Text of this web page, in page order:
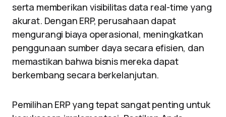
serta memberikan visibilitas data real-time yang
akurat. Dengan ERP, perusahaan dapat
mengurangi biaya operasional, meningkatkan
penggunaan sumber daya secara efisien, dan
memastikan bahwa bisnis mereka dapat
berkembang secara berkelanjutan.
Pemilihan ERP yang tepat sangat penting untuk